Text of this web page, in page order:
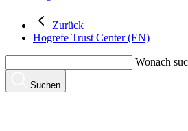
Zurück
Hogrefe Trust Center (EN)
Wonach
Suchen